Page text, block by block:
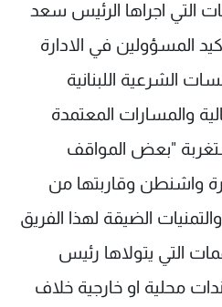
التي اجراها الرئيس سعد
المسؤولين في الادارة
الشرعية اللبنانية
والمسارات المعتمدة
"بعض المواقف
واشنطن وقاربتها من
الضيقة لهذا الفريق
التي يتولاها رئيس
محلية او خارجية خلاف